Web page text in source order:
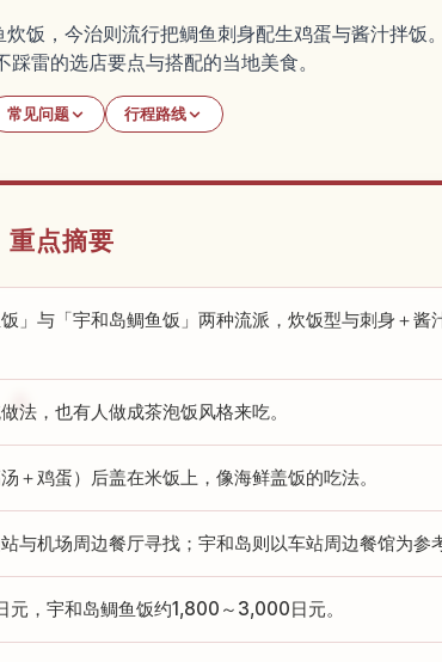
饭，今治则流行把鲷鱼刺身配生鸡蛋与酱汁拌饭
雷的选店要点与搭配的当地美食。
常见问题 行程路线
重点摘要
」与「宇和岛鲷鱼饭」两种流派，炊饭型与刺身＋酱
法，也有人做成茶泡饭风格来吃。
＋鸡蛋）后盖在米饭上，像海鲜盖饭的吃法。
与机场周边餐厅寻找；宇和岛则以车站周边餐馆为参考
，宇和岛鲷鱼饭约1,800～3,000日元。